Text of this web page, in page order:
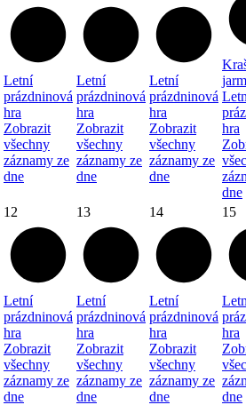
Letní
prázdninová
hra
Zobrazit
všechny
záznamy ze
dne
Letní
prázdninová
hra
Zobrazit
všechny
záznamy ze
dne
Letní
prázdninová
hra
Zobrazit
všechny
záznamy ze
dne
hra
dne
12
Letní
prázdninová
hra
Zobrazit
všechny
záznamy ze
dne
13
Letní
prázdninová
hra
Zobrazit
všechny
záznamy ze
dne
14
Letní
prázdninová
hra
Zobrazit
všechny
záznamy ze
dne
15
hra
dne